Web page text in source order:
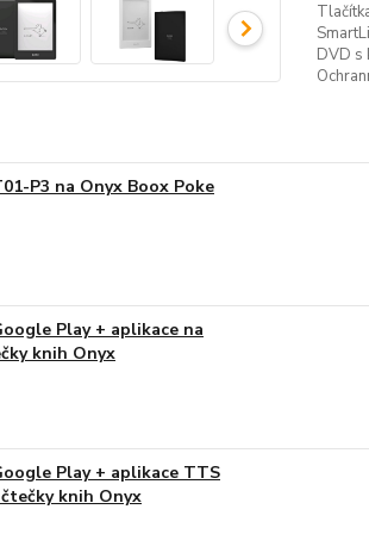
DVD s
P3 na Onyx Boox Poke
Play + aplikace na
knih Onyx
Play + aplikace TTS
knih Onyx